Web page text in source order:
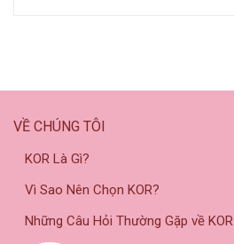
VỀ CHÚNG TÔI
KOR Là Gì?
Vì Sao Nên Chọn KOR?
Những Câu Hỏi Thường Gặp về KOR